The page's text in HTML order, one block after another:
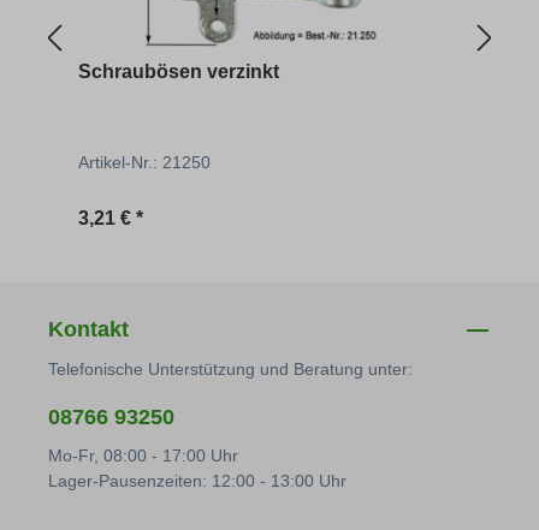
Schraubösen verzinkt
Artikel-Nr.: 21250
Regulärer Preis:
3,21 € *
Kontakt
Telefonische Unterstützung und Beratung unter:
08766 93250
Mo-Fr, 08:00 - 17:00 Uhr
Lager-Pausenzeiten: 12:00 - 13:00 Uhr